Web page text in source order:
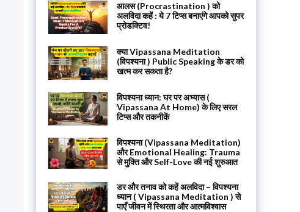
आलस (Procrastination ) को
अलविदा कहें : ये 7 टिप्स बनाएंगे आपको सुपर
प्रोडक्टिव!
क्या Vipassana Meditation
(विपश्यना ) Public Speaking के डर को
खत्म कर सकता है?
विपश्यना ध्यान: घर पर अभ्यास (
Vipassana At Home) के लिए सरल
टिप्स और तकनीकें
विपश्यना (Vipassana Meditation)
और Emotional Healing: Trauma
से मुक्ति और Self-Love की नई शुरुआत
डर और तनाव को कहें अलविदा – विपश्यना
ध्यान ( Vipassana Meditation ) से
पाएँ जीवन में स्थिरता और आत्मविश्वास